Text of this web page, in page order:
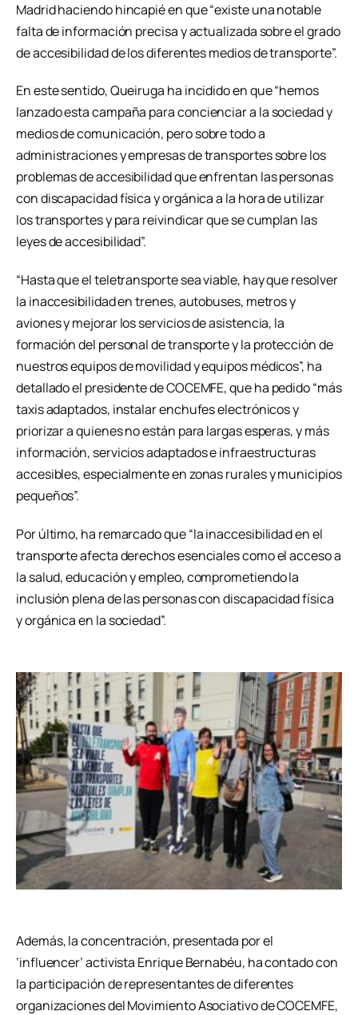
Madrid haciendo hincapié en que “existe una notable
falta de información precisa y actualizada sobre el grado
de accesibilidad de los diferentes medios de transporte”.
En este sentido, Queiruga ha incidido en que “hemos
lanzado esta campaña para concienciar a la sociedad y
medios de comunicación, pero sobre todo a
administraciones y empresas de transportes sobre los
problemas de accesibilidad que enfrentan las personas
con discapacidad física y orgánica a la hora de utilizar
los transportes y para reivindicar que se cumplan las
leyes de accesibilidad”.
“Hasta que el teletransporte sea viable, hay que resolver
la inaccesibilidad en trenes, autobuses, metros y
aviones y mejorar los servicios de asistencia, la
formación del personal de transporte y la protección de
nuestros equipos de movilidad y equipos médicos”, ha
detallado el presidente de COCEMFE, que ha pedido “más
taxis adaptados, instalar enchufes electrónicos y
priorizar a quienes no están para largas esperas, y más
información, servicios adaptados e infraestructuras
accesibles, especialmente en zonas rurales y municipios
pequeños”.
Por último, ha remarcado que “la inaccesibilidad en el
transporte afecta derechos esenciales como el acceso a
la salud, educación y empleo, comprometiendo la
inclusión plena de las personas con discapacidad física
y orgánica en la sociedad”.
Además, la concentración, presentada por el
‘influencer’ activista Enrique Bernabéu, ha contado con
la participación de representantes de diferentes
organizaciones del Movimiento Asociativo de COCEMFE,